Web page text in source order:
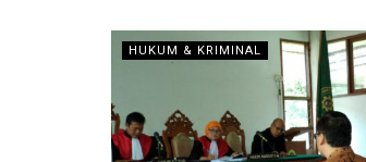
HUKUM & KRIMINAL